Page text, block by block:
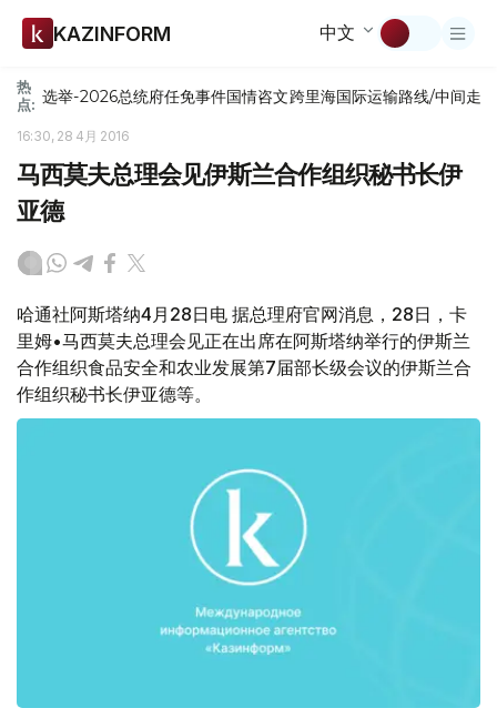
KAZINFORM 中文
热
点: 选举-2026总统府任免事件国情咨文跨里海国际运输路线/中间走廊
16:30, 28 4月 2016
马西莫夫总理会见伊斯兰合作组织秘书长伊
亚德
哈通社阿斯塔纳4月28日电 据总理府官网消息，28日，卡
里姆•马西莫夫总理会见正在出席在阿斯塔纳举行的伊斯兰
合作组织食品安全和农业发展第7届部长级会议的伊斯兰合
作组织秘书长伊亚德等。